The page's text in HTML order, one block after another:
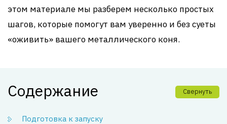
этом материале мы разберем несколько простых
шагов, которые помогут вам уверенно и без суеты
«оживить» вашего металлического коня.
Содержание Свернуть
Подготовка к запуску